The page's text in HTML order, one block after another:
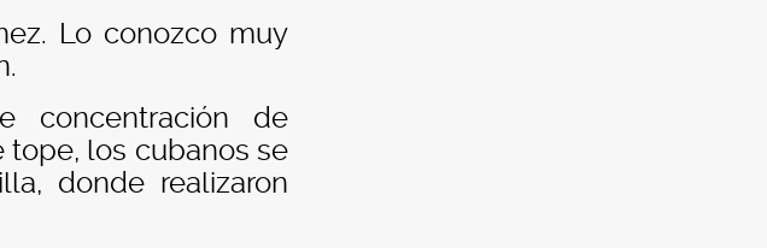
Lo conozco muy
concentración de
tope, los cubanos se
donde realizaron